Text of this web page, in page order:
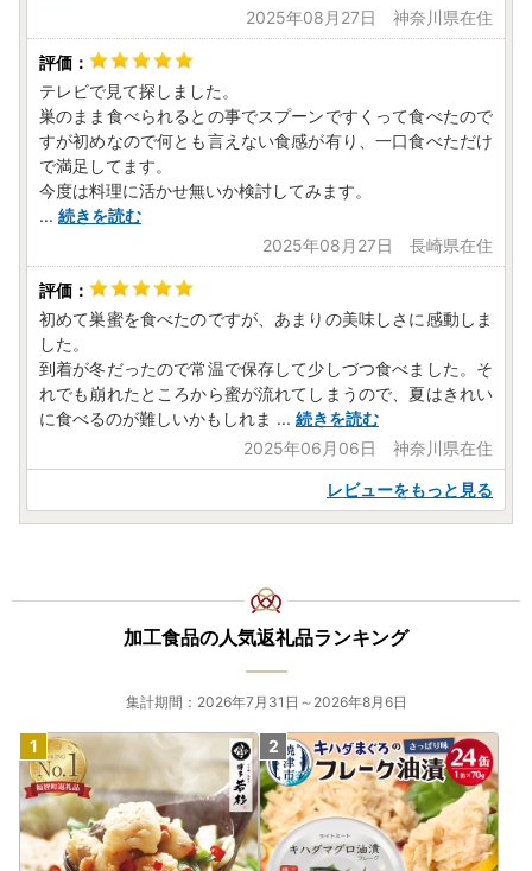
◆個人情報の取り扱いについて◆
お寄せいただいた個人情報は、寄附金の受付、入金及びお礼
品発送に係る確認・連絡、各種お問い合わせ、寄附の使い道
のお知らせや広報等に利用するものであり、それ以外の目的
で使用するものではありません。お礼の品発送に関して、必
要最低限の範囲において返礼品取扱い事業者に通知します。
《お問合せ先》
広川町ふるさと納税サポート室
TEL：050-8890-9435
Mail：hirokawa@steamship.co.jp
受付時間：平日9:00〜17:00
※土曜日・日曜日・祝日および年末年始は対応いたしかねま
す。
2025年08月27日 神奈川県在住
テレビで見て探しました。
巣のまま食べられるとの事でスプーンですくって食べたので
すが初めなので何とも言えない食感が有り、一口食べただけ
で満足してます。
今度は料理に活かせ無いか検討してみます。
... 続きを読む
2025年08月27日 長崎県在住
初めて巣蜜を食べたのですが、あまりの美味しさに感動しま
した。
到着が冬だったので常温で保存して少しづつ食べました。そ
れでも崩れたところから蜜が流れてしまうので、夏はきれい
に食べるのが難しいかもしれま ... 続きを読む
2025年06月06日 神奈川県在住
レビューをもっと見る
加工食品の人気返礼品ランキング
集計期間：2026年7月31日～2026年8月6日